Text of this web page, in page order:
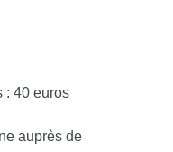
: 40 euros
auprès de